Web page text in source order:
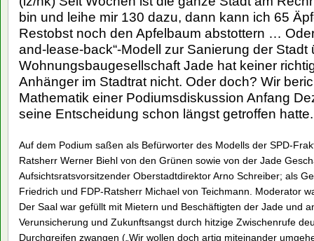
bin und leihe mir 130 dazu, dann kann ich 65
Restobst noch den Apfelbaum abstottern …
and-lease-back“-Modell zur Sanierung der Stadt
Wohnungsbaugesellschaft Jade hat keiner
Anhänger im Stadtrat nicht. Oder doch? Wir
Mathematik einer Podiumsdiskussion Anfang
seine Entscheidung schon längst getroffen hatte.
Auf dem Podium saßen als Befürworter des Modells der SPD-
Ratsherr Werner Biehl von den Grünen sowie von der Jade
Aufsichtsratsvorsitzender Oberstadtdirektor Arno Schreiber; als
Friedrich und FDP-Ratsherr Michael von Teichmann. Moderator
Der Saal war gefüllt mit Mietern und Beschäftigten der Jade und
Verunsicherung und Zukunftsangst durch hitzige Zwischenrufe
Durchgreifen zwangen („Wir wollen doch artig miteinander